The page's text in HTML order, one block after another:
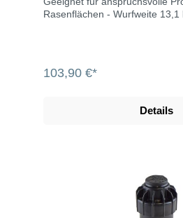
Rasenflächen - Wurfweite 13,1
103,90 €*
Details